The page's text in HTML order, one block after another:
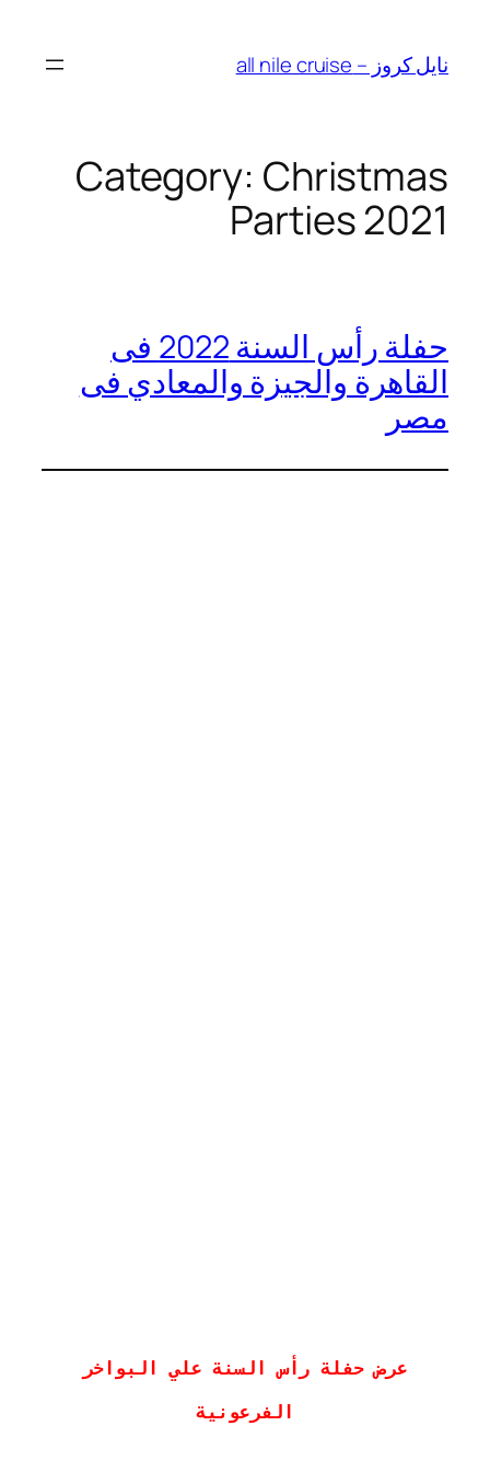
نايل كروز – all nile cruise
Category: Christmas
Parties 2021
حفلة رأس السنة 2022 فى
القاهرة والجيزة والمعادي فى
مصر
الفرعونية